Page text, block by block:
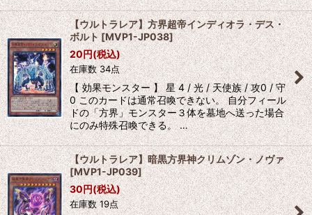
【ウルトラレア】方界超帝インディオラ・デス・
ボルト[MVP1-JP038]
20円(税込)
在庫数 34点
【 効果モンスター 】 星 4 / 光 / 天使族 / 攻0 / 守
0 このカードは通常召喚できない。 自分フィール
ドの「方界」モンスター３体を墓地へ送った場合
にのみ特殊召喚できる。 …
【ウルトラレア】暗黒方界神クリムゾン・ノヴァ
[MVP1-JP039]
30円(税込)
在庫数 19点